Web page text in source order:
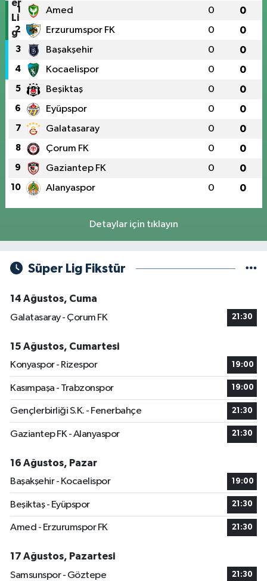
1 Amed 0 0
2 Erzurumspor FK 0 0
3 Başakşehir 0 0
4 Kocaelispor 0 0
5 Beşiktaş 0 0
6 Eyüpspor 0 0
7 Galatasaray 0 0
8 Çorum FK 0 0
9 Gaziantep FK 0 0
10 Alanyaspor 0 0
Detaylar için tıklayın
Süper Lig Fikstür
14 Ağustos, Cuma
Galatasaray - Çorum FK
21:30
15 Ağustos, Cumartesi
Konyaspor - Rizespor
19:00
Kasımpaşa - Trabzonspor 19:00
Gençlerbirliği S.K. - Fenerbahçe 21:30
Gaziantep FK - Alanyaspor 21:30
16 Ağustos, Pazar
Başakşehir - Kocaelispor
19:00
Beşiktaş - Eyüpspor 21:30
Amed - Erzurumspor FK 21:30
17 Ağustos, Pazartesi
Samsunspor - Göztepe
21:30